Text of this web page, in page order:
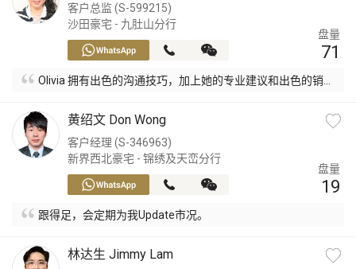
客户总监 (S-599215)
沙田豪宅 - 九肚山分行
Olivia 拥有出色的沟通技巧，加上她的专业建议和出色的销售
内出售。
盘量
71
黄绍文 Don Wong
客户经理 (S-346963)
新界西北豪宅 - 锦绣及天峦分行
跟得足，会定期为我Update市况。
盘量
19
林达生 Jimmy Lam